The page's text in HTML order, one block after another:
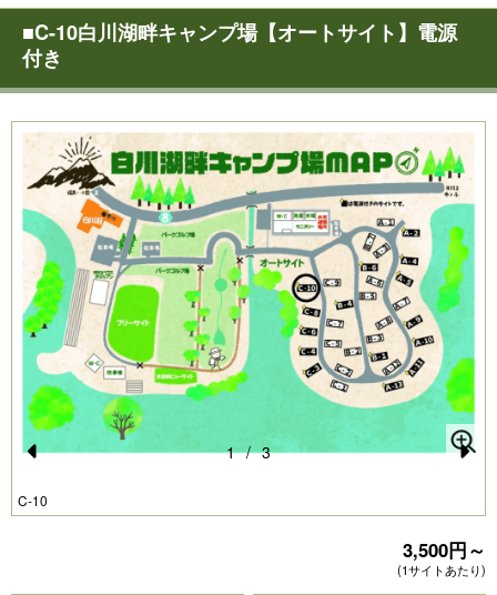
■C-10白川湖畔キャンプ場【オートサイト】電源
付き
e
C-10
e
xt
1 / 3
3,500円～
(1サイトあたり)